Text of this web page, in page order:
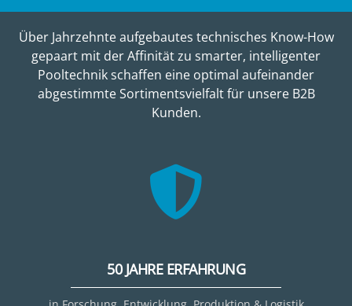
Über Jahrzehnte aufgebautes technisches Know-How
gepaart mit der Affinität zu smarter, intelligenter
Pooltechnik schaffen eine optimal aufeinander
abgestimmte Sortimentsvielfalt für unsere B2B
Kunden.
50 JAHRE ERFAHRUNG